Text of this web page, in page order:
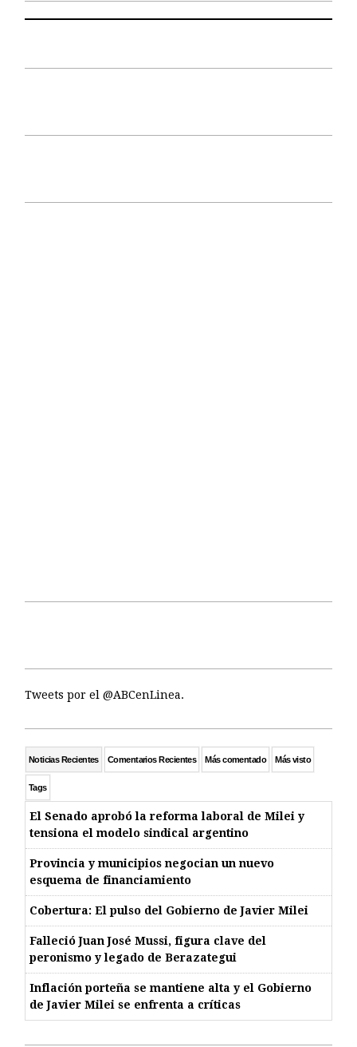
Tweets por el @ABCenLinea.
Noticias Recientes Comentarios Recientes Más comentado Más visto
Tags
El Senado aprobó la reforma laboral de Milei y
tensiona el modelo sindical argentino
Provincia y municipios negocian un nuevo
esquema de financiamiento
Cobertura: El pulso del Gobierno de Javier Milei
Falleció Juan José Mussi, figura clave del
peronismo y legado de Berazategui
Inflación porteña se mantiene alta y el Gobierno
de Javier Milei se enfrenta a críticas